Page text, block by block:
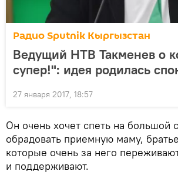
Радио Sputnik Кыргызстан
Ведущий НТВ Такменев о
супер!": идея родилась
27 января 2017, 18:57
Он очень хочет спеть на большой
обрадовать приемную маму,
которые очень за него
и поддерживают.